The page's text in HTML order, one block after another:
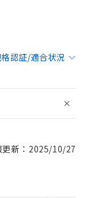
認証/適合状況
更新：2025/10/27